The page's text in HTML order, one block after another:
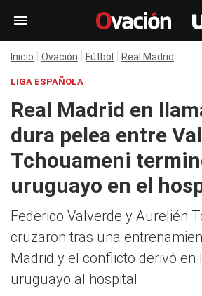
Inicio Ovación Fútbol Real Madrid
LIGA ESPAÑOLA
Real Madrid en
dura pelea entre
Tchouameni
uruguayo en el
Federico Valverde y Aurelién
cruzaron tras una
Madrid y el conflicto derivó en
uruguayo al hospital